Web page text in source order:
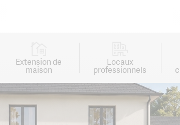
Extension de
maison
Locaux
professionnels